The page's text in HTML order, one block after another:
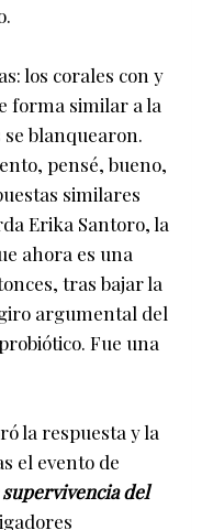
los corales con y
forma similar a la
blanquearon.
pensé, bueno,
similares
Erika Santoro, la
ahora es una
tras bajar la
argumental del
Fue una
la respuesta y la
el evento de
del